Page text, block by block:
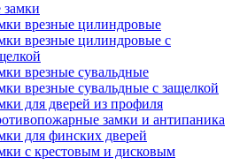
врезные цилиндровые
врезные цилиндровые с
врезные сувальдные
врезные сувальдные с защелкой
для дверей из профиля
замки и антипаника
для финских дверей
с крестовым и дисковым